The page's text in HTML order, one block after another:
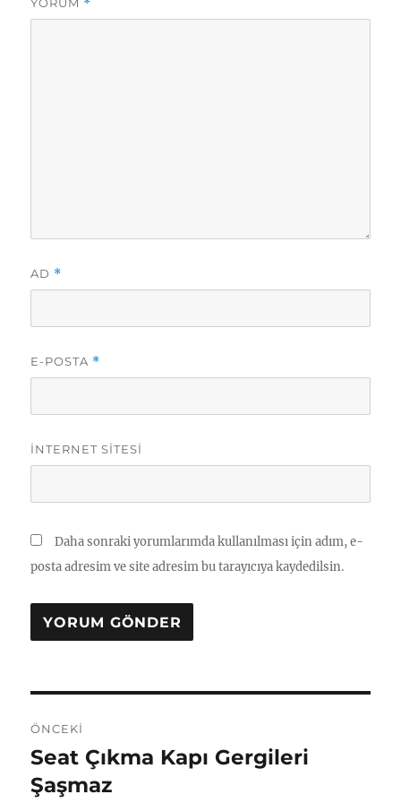
*
AD *
E-POSTA *
İNTERNET SITESI
Daha sonraki yorumlarımda kullanılması için adım, e-
posta adresim ve site adresim bu tarayıcıya kaydedilsin.
gezinmesi
ÖNCEKI
Önceki
yazı:
Seat Çıkma Kapı Gergileri
Şaşmaz